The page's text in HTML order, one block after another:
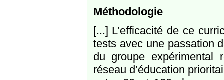
Méthodologie
[...] L’efficacité de ce
tests avec une passation
du groupe expérimental
réseau d’éducation